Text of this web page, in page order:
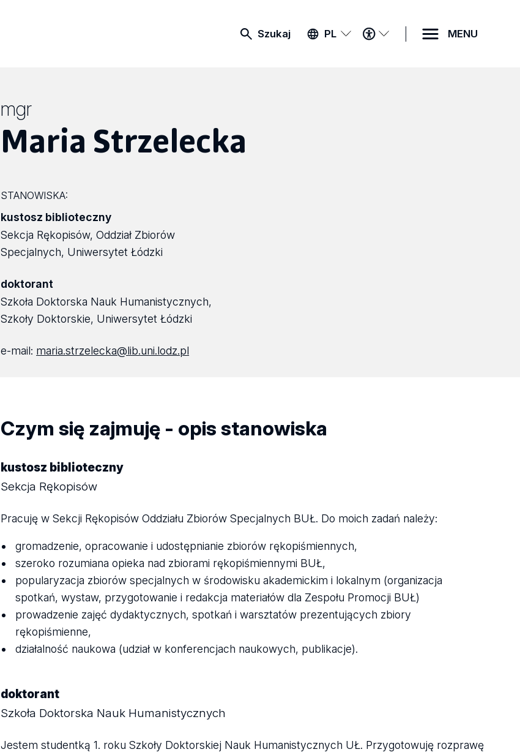
Szukaj PL
MENU
DOSTĘPNOŚCI
MENU
mgr
Maria Strzelecka
STANOWISKA:
kustosz biblioteczny
Sekcja Rękopisów, Oddział Zbiorów
Specjalnych, Uniwersytet Łódzki
doktorant
Szkoła Doktorska Nauk Humanistycznych,
Szkoły Doktorskie, Uniwersytet Łódzki
e-mail: maria.strzelecka@lib.uni.lodz.pl
Czym się zajmuję - opis stanowiska
kustosz biblioteczny
Sekcja Rękopisów
Pracuję w Sekcji Rękopisów Oddziału Zbiorów Specjalnych BUŁ. Do moich zadań należy:
gromadzenie, opracowanie i udostępnianie zbiorów rękopiśmiennych,
szeroko rozumiana opieka nad zbiorami rękopiśmiennymi BUŁ,
popularyzacja zbiorów specjalnych w środowisku akademickim i lokalnym (organizacja
spotkań, wystaw, przygotowanie i redakcja materiałów dla Zespołu Promocji BUŁ)
prowadzenie zajęć dydaktycznych, spotkań i warsztatów prezentujących zbiory
rękopiśmienne,
działalność naukowa (udział w konferencjach naukowych, publikacje).
doktorant
Szkoła Doktorska Nauk Humanistycznych
Jestem studentką 1. roku Szkoły Doktorskiej Nauk Humanistycznych UŁ. Przygotowuję rozprawę